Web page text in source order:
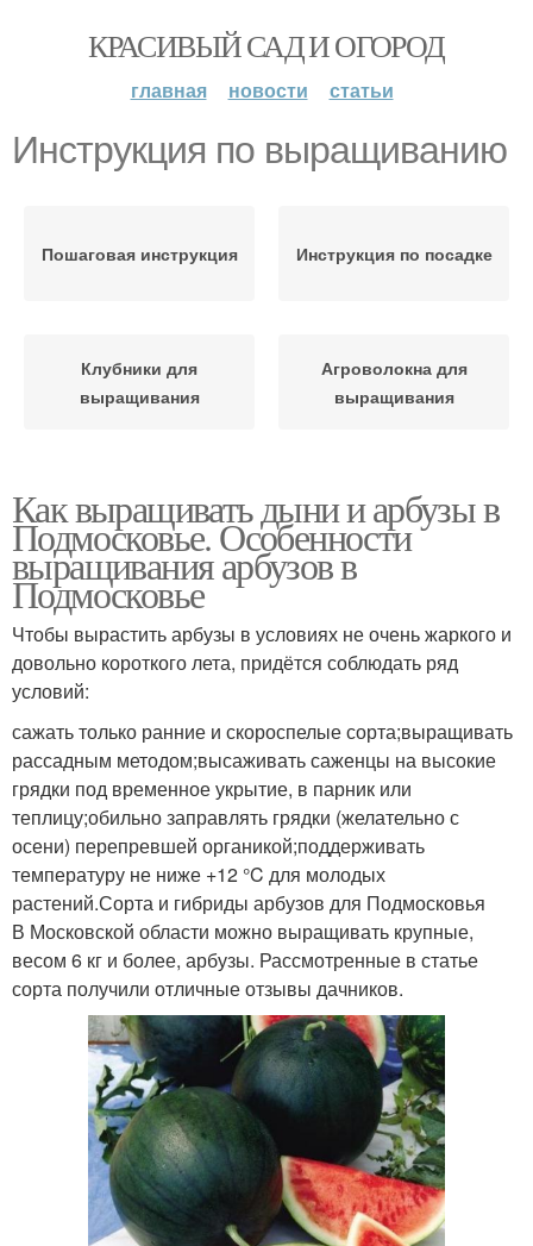
КРАСИВЫЙ САД И ОГОРОД
главная новости статьи
Инструкция по выращиванию
Пошаговая инструкция Инструкция по посадке
Клубники для
выращивания
Агроволокна для
выращивания
Как выращивать дыни и арбузы в
Подмосковье. Особенности
выращивания арбузов в
Подмосковье
Чтобы вырастить арбузы в условиях не очень жаркого и
довольно короткого лета, придётся соблюдать ряд
условий:
сажать только ранние и скороспелые сорта;выращивать
рассадным методом;высаживать саженцы на высокие
грядки под временное укрытие, в парник или
теплицу;обильно заправлять грядки (желательно с
осени) перепревшей органикой;поддерживать
температуру не ниже +12 °C для молодых
растений.Сорта и гибриды арбузов для Подмосковья
В Московской области можно выращивать крупные,
весом 6 кг и более, арбузы. Рассмотренные в статье
сорта получили отличные отзывы дачников.